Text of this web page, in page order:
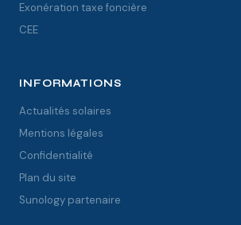
Exonération taxe foncière
CEE
INFORMATIONS
Actualités solaires
Mentions légales
Confidentialité
Plan du site
Sunology partenaire